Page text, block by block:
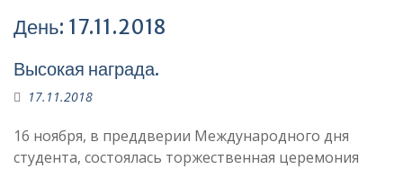
День: 17.11.2018
Высокая награда.
17.11.2018
16 ноября, в преддверии Международного дня
студента, состоялась торжественная церемония